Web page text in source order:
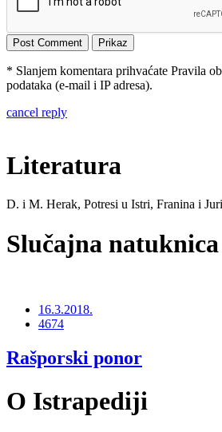
* Slanjem komentara prihvaćate Pravila
podataka (e-mail i IP adresa).
cancel reply
Literatura
D. i M. Herak, Potresi u Istri, Franina i
Slučajna natuknica
16.3.2018.
4674
Rašporski ponor
O Istrapediji